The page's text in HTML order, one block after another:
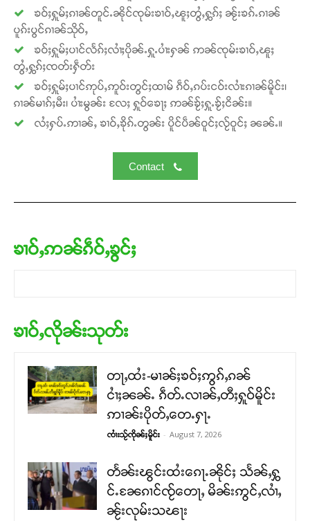
ၶဝ်ႈႁူမ်ႈၵၢၼ်တူင်ႉၼိုင်ၸုမ်းၶၢဝ်ႇၽူႈတွႆႇႁွၵ်ႈ ၼႂ်းၶၵ်ႉၵၢၼ်
ပူၵ်းပွင်ၵၢၼ်သိုဝ်ႇ
ၶဝ်ႈႁူမ်ႈပၢင်လႅၵ်ႈလၢႆႈပိုၼ်ႉႁူႉပၢႆးႁၼ် ဢၼ်ၸုမ်းၶၢဝ်ႇၽူႈ
တွႆႇႁွၵ်ႈၸတ်းႁဵတ်း
ၶဝ်ႈႁူမ်ႈပၢင်ဢုပ်ႇဢူဝ်းတွင်ႈထၢမ် ၵဵဝ်ႇၵပ်းငဝ်းလၢႆးၵၢၼ်မိူင်း၊
ၵၢၼ်မၢၵ်ႈမီး၊ ပၢႆးမွၼ်း လႄႈ ႁူဝ်ၶေႃႈ ဢၼ်ၶႂ်ႈႁူႉၶႂ်ႈငိၼ်း။
လႆႈႁပ်ႉဢၢၼ်ႇ ၶၢဝ်ႇၶိုၵ်ႉတွၼ်း ပိူင်ပဵၼ်ဝူင်ႈလႂ်ဝူင်ႈ ၼၼ်ႉ။
Contact
ၶၢဝ်ႇဢၼ်ၵဵဝ်ႇၶွင်ႈ
ၶၢဝ်ႇလိုၼ်းသုတ်း
တႃႇထႆး-မၢၼ်ႈၶဝ်ႈဢွၵ်ႇၵၼ်
ငၢႆႈၼၼ်ႉ ၵဵတ်ႉလၢၼ်ႇတီႈႁူဝ်မိူင်း
ဢၢၼ်းပိုတ်ႇတေႉႁႃႉ
ၸၢႆးသႂ်ၸိုၼ်ႈမိူင်း - August 7, 2026
တႅၼ်းၽွင်းထႆးၵေႃႉၼိုင်ႈ သႅၼ်ႇႁွ
င်ႉၼႄၵၢင်ၸႂ်တေႃႇ မိၼ်းဢွင်ႇလၢႆႇ
ၼႂ်းလုမ်းသၽႃး